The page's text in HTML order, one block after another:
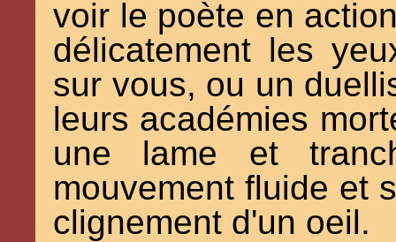
voir le poète en
délicatement les
sur vous, ou un
leurs académies
une lame et
mouvement fluide et
clignement d'un oeil.